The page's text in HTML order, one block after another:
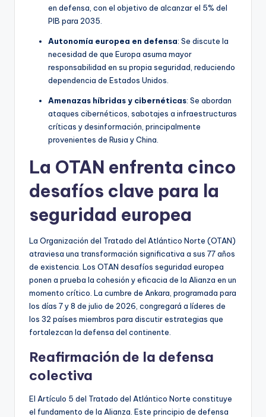
en defensa, con el objetivo de alcanzar el 5% del
PIB para 2035.
Autonomía europea en defensa: Se discute la
necesidad de que Europa asuma mayor
responsabilidad en su propia seguridad, reduciendo
dependencia de Estados Unidos.
Amenazas híbridas y cibernéticas: Se abordan
ataques cibernéticos, sabotajes a infraestructuras
críticas y desinformación, principalmente
provenientes de Rusia y China.
La OTAN enfrenta cinco
desafíos clave para la
seguridad europea
La Organización del Tratado del Atlántico Norte (OTAN)
atraviesa una transformación significativa a sus 77 años
de existencia. Los OTAN desafíos seguridad europea
ponen a prueba la cohesión y eficacia de la Alianza en un
momento crítico. La cumbre de Ankara, programada para
los días 7 y 8 de julio de 2026, congregará a líderes de
los 32 países miembros para discutir estrategias que
fortalezcan la defensa del continente.
Reafirmación de la defensa
colectiva
El Artículo 5 del Tratado del Atlántico Norte constituye
el fundamento de la Alianza. Este principio de defensa